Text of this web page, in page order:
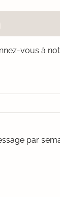
vous à
par